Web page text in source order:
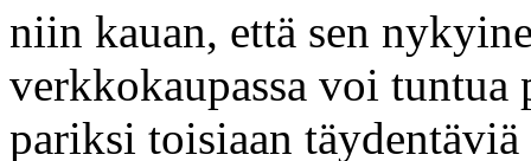
niin kauan, että sen
verkkokaupassa voi
pariksi toisiaan